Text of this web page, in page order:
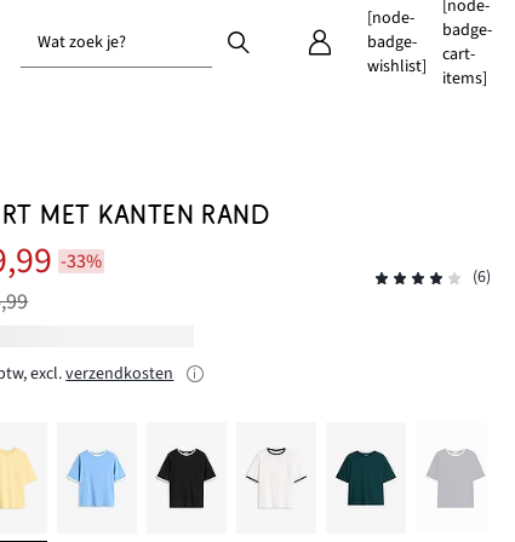
Wat zoek je?
[node-
badge-
wishlist]
[node-
badge-
cart-
items]
MET KANTEN RAND
-33%
(6)
excl.verzendkosten